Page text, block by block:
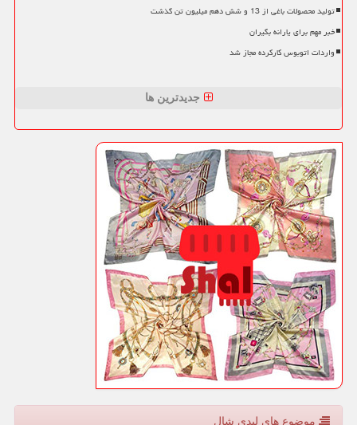
تولید محصولات باغی از 13 و شش دهم میلیون تن گذشت
خبر مهم برای یارانه بگیران
واردات اتوبوس کارکرده مجاز شد
جدیدترین ها
موضوع های لیدی شال